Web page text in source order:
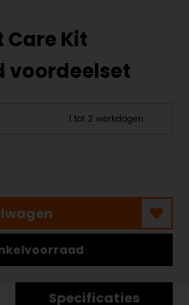
Kit
voordeelset
1 tot 2 werkdagen
Specificaties